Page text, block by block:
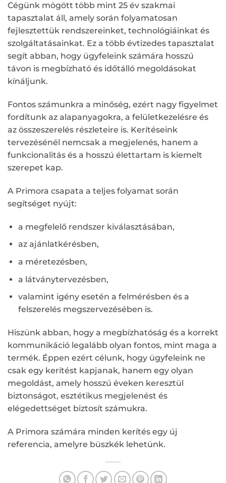
Cégünk mögött több mint 25 év szakmai
tapasztalat áll, amely során folyamatosan
fejlesztettük rendszereinket, technológiáinkat és
szolgáltatásainkat. Ez a több évtizedes tapasztalat
segít abban, hogy ügyfeleink számára hosszú
távon is megbízható és időtálló megoldásokat
kínáljunk.
Fontos számunkra a minőség, ezért nagy figyelmet
fordítunk az alapanyagokra, a felületkezelésre és
az összeszerelés részleteire is. Kerítéseink
tervezésénél nemcsak a megjelenés, hanem a
funkcionalitás és a hosszú élettartam is kiemelt
szerepet kap.
A Primora csapata a teljes folyamat során
segítséget nyújt:
a megfelelő rendszer kiválasztásában,
az ajánlatkérésben,
a méretezésben,
a látványtervezésben,
valamint igény esetén a felmérésben és a
felszerelés megszervezésében is.
Hiszünk abban, hogy a megbízhatóság és a korrekt
kommunikáció legalább olyan fontos, mint maga a
termék. Éppen ezért célunk, hogy ügyfeleink ne
csak egy kerítést kapjanak, hanem egy olyan
megoldást, amely hosszú éveken keresztül
biztonságot, esztétikus megjelenést és
elégedettséget biztosít számukra.
A Primora számára minden kerítés egy új
referencia, amelyre büszkék lehetünk.